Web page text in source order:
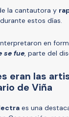
la cantautora y
estos días.
en
se fue, parte del
eran las
de Viña
es una